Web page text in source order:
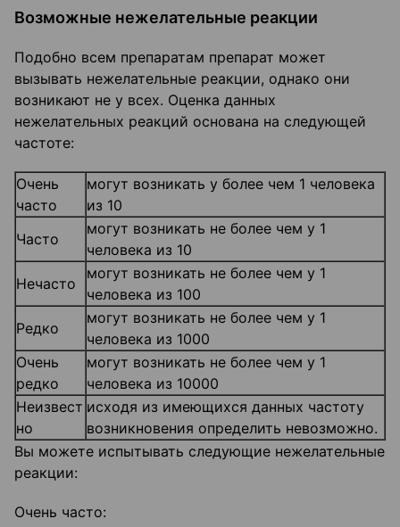
Возможные нежелательные реакции
Подобно всем препаратам препарат может
вызывать нежелательные реакции, однако они
возникают не у всех. Оценка данных
нежелательных реакций основана на следующей
частоте:
Очень
часто
могут возникать у более чем 1 человека
из 10
Часто
могут возникать не более чем у 1
человека из 10
Нечасто
могут возникать не более чем у 1
человека из 100
Редко
могут возникать не более чем у 1
человека из 1000
Очень
редко
могут возникать не более чем у 1
человека из 10000
Неизвест
но
исходя из имеющихся данных частоту
возникновения определить невозможно.
Вы можете испытывать следующие нежелательные
реакции:
Очень часто: